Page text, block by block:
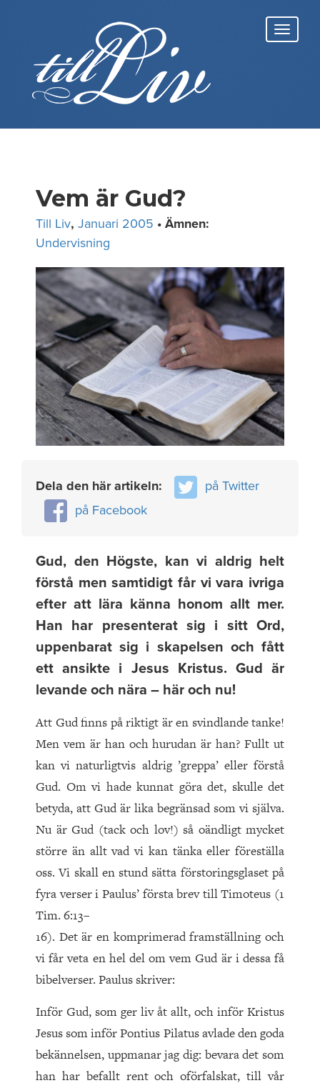
Vem är Gud?
Till Liv, Januari 2005 • Ämnen:
Undervisning
Dela den här artikeln:
på Twitter
på Facebook
Gud, den Högste, kan vi aldrig helt
förstå men samtidigt får vi vara ivriga
efter att lära känna honom allt mer.
Han har presenterat sig i sitt Ord,
uppenbarat sig i skapelsen och fått
ett ansikte i Jesus Kristus. Gud är
levande och nära – här och nu!
Att Gud finns på riktigt är en svindlande tanke!
Men vem är han och hurudan är han? Fullt ut
kan vi naturligtvis aldrig ’greppa’ eller förstå
Gud. Om vi hade kunnat göra det, skulle det
betyda, att Gud är lika begränsad som vi själva.
Nu är Gud (tack och lov!) så oändligt mycket
större än allt vad vi kan tänka eller föreställa
oss. Vi skall en stund sätta förstoringsglaset på
fyra verser i Paulus’ första brev till Timoteus (1
Tim. 6:13–
16). Det är en komprimerad framställning och
vi får veta en hel del om vem Gud är i dessa få
bibelverser. Paulus skriver:
Inför Gud, som ger liv åt allt, och inför Kristus
Jesus som inför Pontius Pilatus avlade den goda
bekännelsen, uppmanar jag dig: bevara det som
han har befallt rent och oförfalskat, till vår